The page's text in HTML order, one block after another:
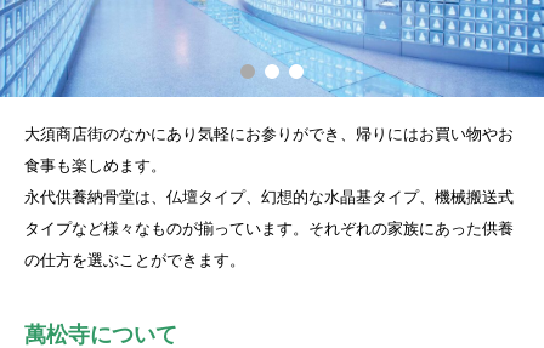
大須商店街のなかにあり気軽にお参りができ、帰りにはお買い物やお
食事も楽しめます。
永代供養納骨堂は、仏壇タイプ、幻想的な水晶基タイプ、機械搬送式
タイプなど様々なものが揃っています。それぞれの家族にあった供養
の仕方を選ぶことができます。
萬松寺について